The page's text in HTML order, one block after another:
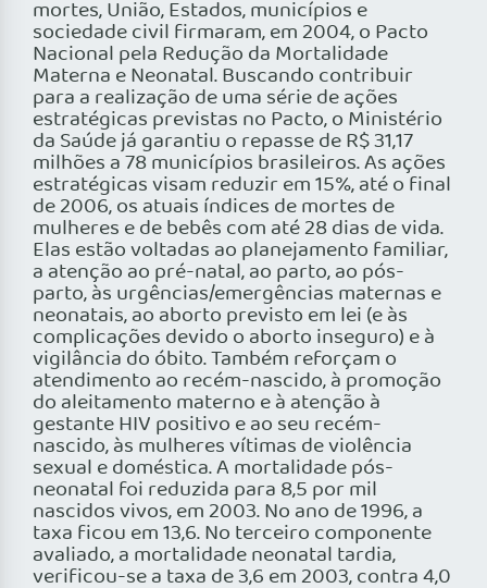
mortes, União, Estados, municípios e
sociedade civil firmaram, em 2004, o Pacto
Nacional pela Redução da Mortalidade
Materna e Neonatal. Buscando contribuir
para a realização de uma série de ações
estratégicas previstas no Pacto, o Ministério
da Saúde já garantiu o repasse de R$ 31,17
milhões a 78 municípios brasileiros. As ações
estratégicas visam reduzir em 15%, até o final
de 2006, os atuais índices de mortes de
mulheres e de bebês com até 28 dias de vida.
Elas estão voltadas ao planejamento familiar,
a atenção ao pré-natal, ao parto, ao pós-
parto, às urgências/emergências maternas e
neonatais, ao aborto previsto em lei (e às
complicações devido o aborto inseguro) e à
vigilância do óbito. Também reforçam o
atendimento ao recém-nascido, à promoção
do aleitamento materno e à atenção à
gestante HIV positivo e ao seu recém-
nascido, às mulheres vítimas de violência
sexual e doméstica. A mortalidade pós-
neonatal foi reduzida para 8,5 por mil
nascidos vivos, em 2003. No ano de 1996, a
taxa ficou em 13,6. No terceiro componente
avaliado, a mortalidade neonatal tardia,
verificou-se a taxa de 3,6 em 2003, contra 4,0